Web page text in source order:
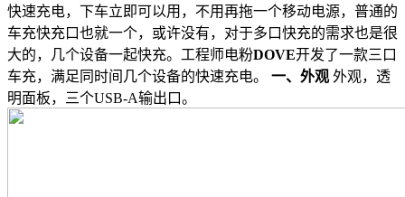
快速充电，下车立即可以用，不用再拖一个移动电源，普通的
车充快充口也就一个，或许没有，对于多口快充的需求也是很
大的，几个设备一起快充。工程师电粉DOVE开发了一款三口
车充，满足同时间几个设备的快速充电。 一、外观 外观，透
明面板，三个USB-A输出口。